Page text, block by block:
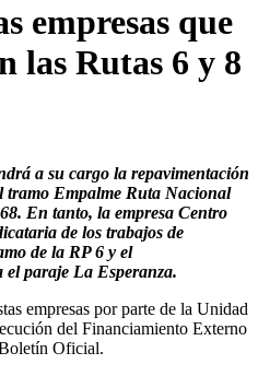
empresas que
las Rutas 6 y 8
a su cargo la repavimentación
tramo Empalme Ruta Nacional
En tanto, la empresa Centro
de los trabajos de
de la RP 6 y el
el paraje La Esperanza.
empresas por parte de la Unidad
del Financiamiento Externo
Oficial.